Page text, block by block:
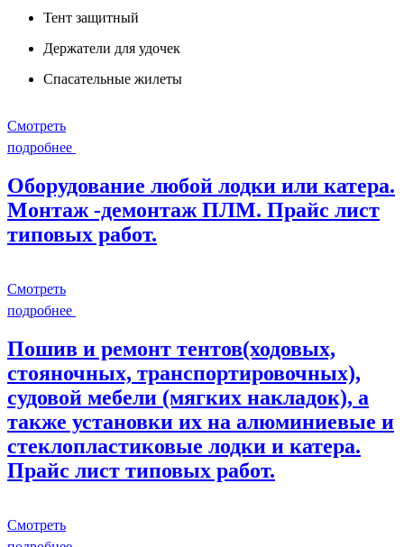
Тент защитный
Держатели для удочек
Спасательные жилеты
Смотреть
подробнее
Оборудование любой лодки или катера.
Монтаж -демонтаж ПЛМ. Прайс лист
типовых работ.
Смотреть
подробнее
Пошив и ремонт тентов(ходовых,
стояночных, транспортировочных),
судовой мебели (мягких накладок), а
также установки их на алюминиевые и
стеклопластиковые лодки и катера.
Прайс лист типовых работ.
Смотреть